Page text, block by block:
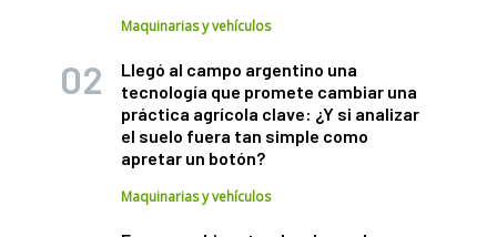
Maquinarias y vehículos
Llegó al campo argentino una
tecnología que promete cambiar una
práctica agrícola clave: ¿Y si analizar
el suelo fuera tan simple como
apretar un botón?
Maquinarias y vehículos